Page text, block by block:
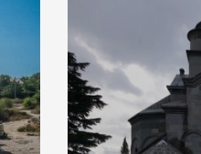
називаються
виробляє
легке біле і дуже […]